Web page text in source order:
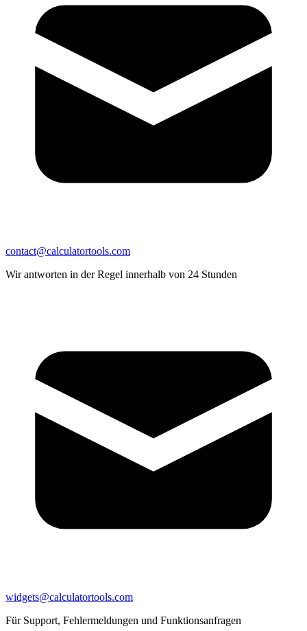
contact@calculatortools.com
Wir antworten in der Regel innerhalb von 24 Stunden
widgets@calculatortools.com
Für Support, Fehlermeldungen und Funktionsanfragen